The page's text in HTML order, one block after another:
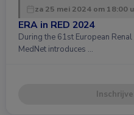
za 25 mei 2024 om 18:00
ERA in RED 2024
During the 61st European
MedNet introduces …